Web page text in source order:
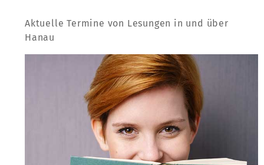
Aktuelle Termine von Lesungen in und über
Hanau